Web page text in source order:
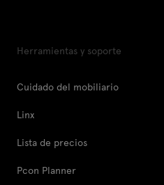
Herramientas y soporte
Cuidado del mobiliario
Linx
Lista de precios
Pcon Planner